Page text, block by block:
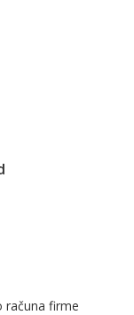
računa firme